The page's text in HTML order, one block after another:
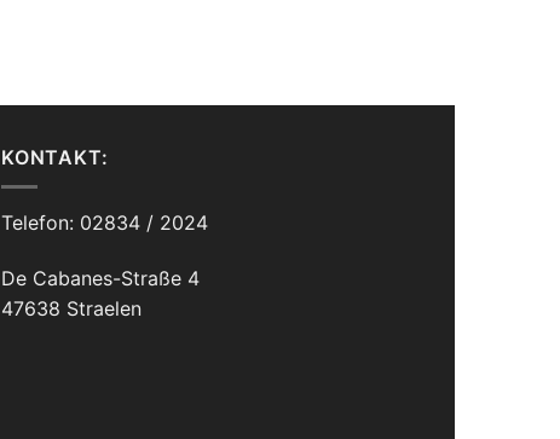
KONTAKT:
Telefon: 02834 / 2024
De Cabanes-Straße 4
47638 Straelen